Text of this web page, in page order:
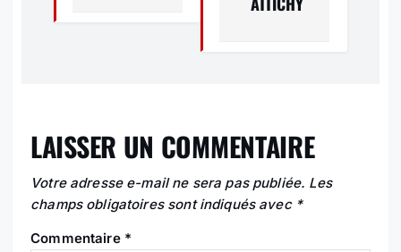
A
O
N
D
LAISSER UN COMMENTAIRE
Votre adresse e-mail ne sera pas publiée. Les
champs obligatoires sont indiqués avec *
Commentaire *